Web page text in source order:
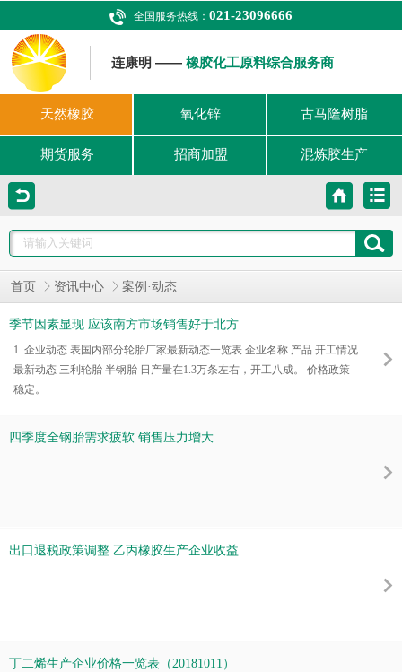
全国服务热线： 021-23096666
连康明 ——橡胶化工原料综合服务商
天然橡胶 氧化锌 古马隆树脂
期货服务 招商加盟 混炼胶生产
首页 资讯中心 案例·动态
季节因素显现 应该南方市场销售好于北方
1. 企业动态 表国内部分轮胎厂家最新动态一览表 企业名称 产品 开工情况
最新动态 三利轮胎 半钢胎 日产量在1.3万条左右，开工八成。 价格政策
稳定。
四季度全钢胎需求疲软 销售压力增大
出口退税政策调整 乙丙橡胶生产企业收益
丁二烯生产企业价格一览表（20181011）